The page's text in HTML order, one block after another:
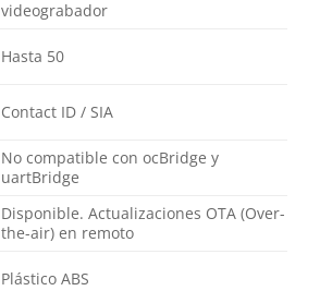
videograbador
Hasta 50
Contact ID / SIA
No compatible con ocBridge y
uartBridge
Disponible. Actualizaciones OTA (Over-
the-air) en remoto
Plástico ABS